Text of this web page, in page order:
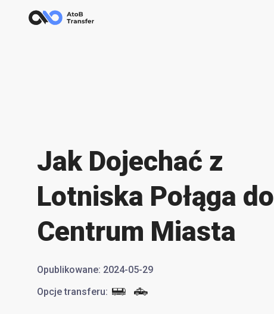
Jak Dojechać z
Lotniska Połąga do
Centrum Miasta
Opublikowane: 2024-05-29
Opcje transferu: